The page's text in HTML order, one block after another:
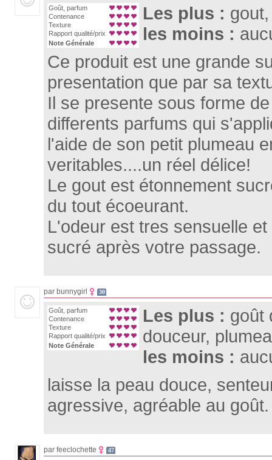
Goût, parfum
Contenance
Texture
Rapport qualité/prix
Note Générale
Les plus :
les moins :
Ce produit est une grande
presentation que par sa
Il se presente sous forme
differents parfums qui
l'aide de son petit plumeau
veritables....un réel délice!
Le gout est étonnement
du tout écoeurant.
L'odeur est tres sensuelle
sucré après votre passage.
par bunnygirl 30
Goût, parfum
Contenance
Texture
Rapport qualité/prix
Note Générale
Les plus : goût
douceur,
les moins :
laisse la peau douce,
agressive, agréable au goût.
par feeclochette 47